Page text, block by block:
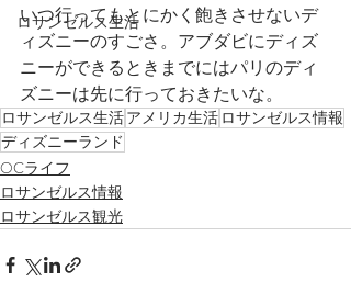
ロサンゼルス生活
いつ行ってもとにかく飽きさせないデ
ィズニーのすごさ。アブダビにディズ
ニーができるときまでにはパリのディ
ズニーは先に行っておきたいな。
ロサンゼルス生活アメリカ生活 ロサンゼルス情報
ディズニーランド
OCライフ
ロサンゼルス情報
ロサンゼルス観光